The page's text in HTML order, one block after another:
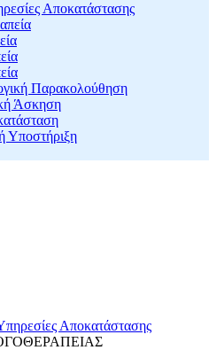
Αποκατάστασης
Παρακολούθηση
Άσκηση
Υποστήριξη
Αποκατάστασης